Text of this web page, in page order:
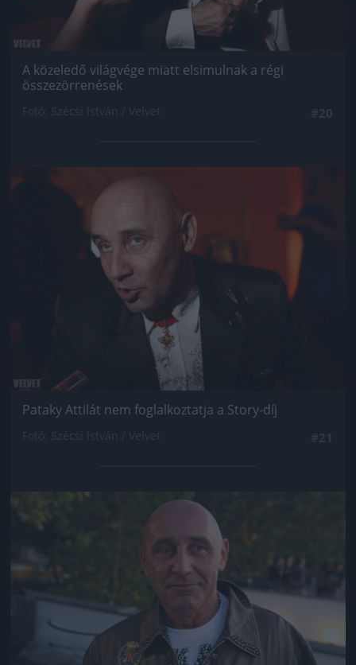
A közeledő világvége miatt elsimulnak a régi
összezörrenések
Jön még kép!
Pataky Attilát nem foglalkoztatja a Story-díj
Jön még kép!